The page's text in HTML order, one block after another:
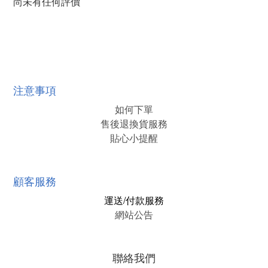
注意事項
如何下單
售後退換貨服務
貼心小提醒
顧客服務
運送/付款服務
網站公告
聯絡我們